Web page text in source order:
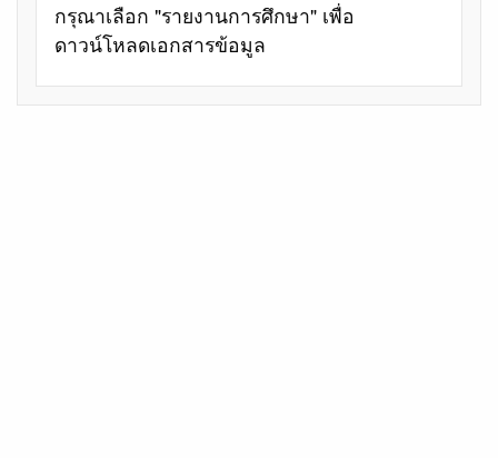
กรุณาเลือก "รายงานการศึกษา" เพื่อ
ดาวน์โหลดเอกสารข้อมูล